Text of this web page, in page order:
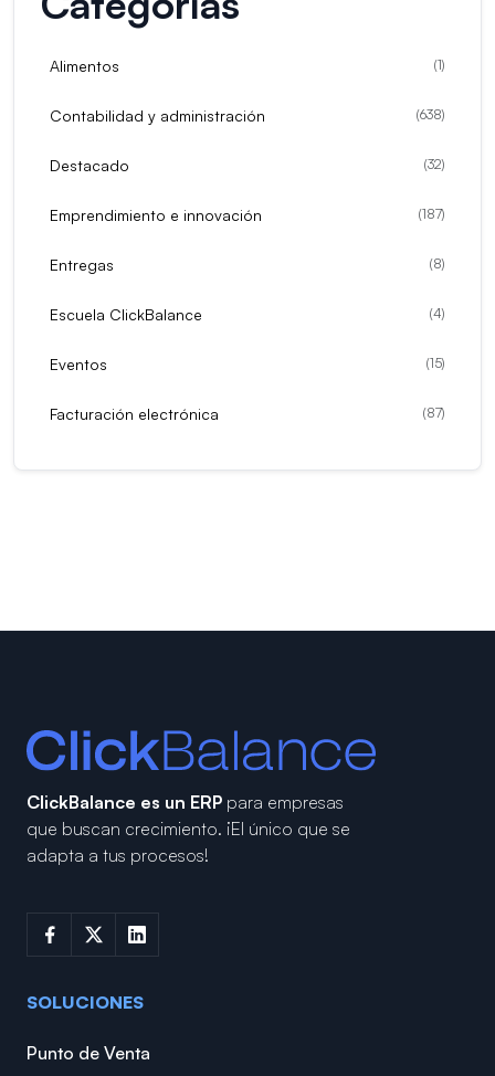
Alimentos (1)
Contabilidad y administración (638)
Destacado (32)
Emprendimiento e innovación (187)
Entregas (8)
Escuela ClickBalance (4)
Eventos (15)
Facturación electrónica (87)
ClickBalance es un ERP para empresas
que buscan crecimiento. ¡El único que se
adapta a tus procesos!
SOLUCIONES
Punto de Venta